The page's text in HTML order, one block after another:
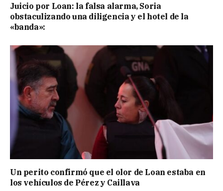
Juicio por Loan: la falsa alarma, Soria
obstaculizando una diligencia y el hotel de la
«banda»:
Un perito confirmó que el olor de Loan estaba en
los vehículos de Pérez y Caillava